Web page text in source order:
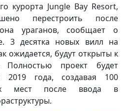
курорта Jungle Bay Resort,
перестроить после
ураганов, сообщает о
3 десятка новых вилл на
ожидается, будут открыты к
проект будет
2019 года, создавая 100
мест после ввода в